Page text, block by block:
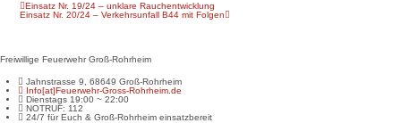
Einsatz Nr. 19/24 – unklare Rauchentwicklung
Einsatz Nr. 20/24 – Verkehrsunfall B44 mit Folgen
Freiwillige Feuerwehr Groß-Rohrheim
Jahnstrasse 9, 68649 Groß-Rohrheim
Info[at]Feuerwehr-Gross-Rohrheim.de
Dienstags 19:00 ~ 22:00
NOTRUF: 112
24/7 für Euch & Groß-Rohrheim einsatzbereit